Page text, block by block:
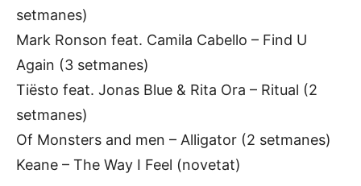
setmanes)
Mark Ronson feat. Camila Cabello – Find U
Again (3 setmanes)
Tiësto feat. Jonas Blue & Rita Ora – Ritual (2
setmanes)
Of Monsters and men – Alligator (2 setmanes)
Keane – The Way I Feel (novetat)